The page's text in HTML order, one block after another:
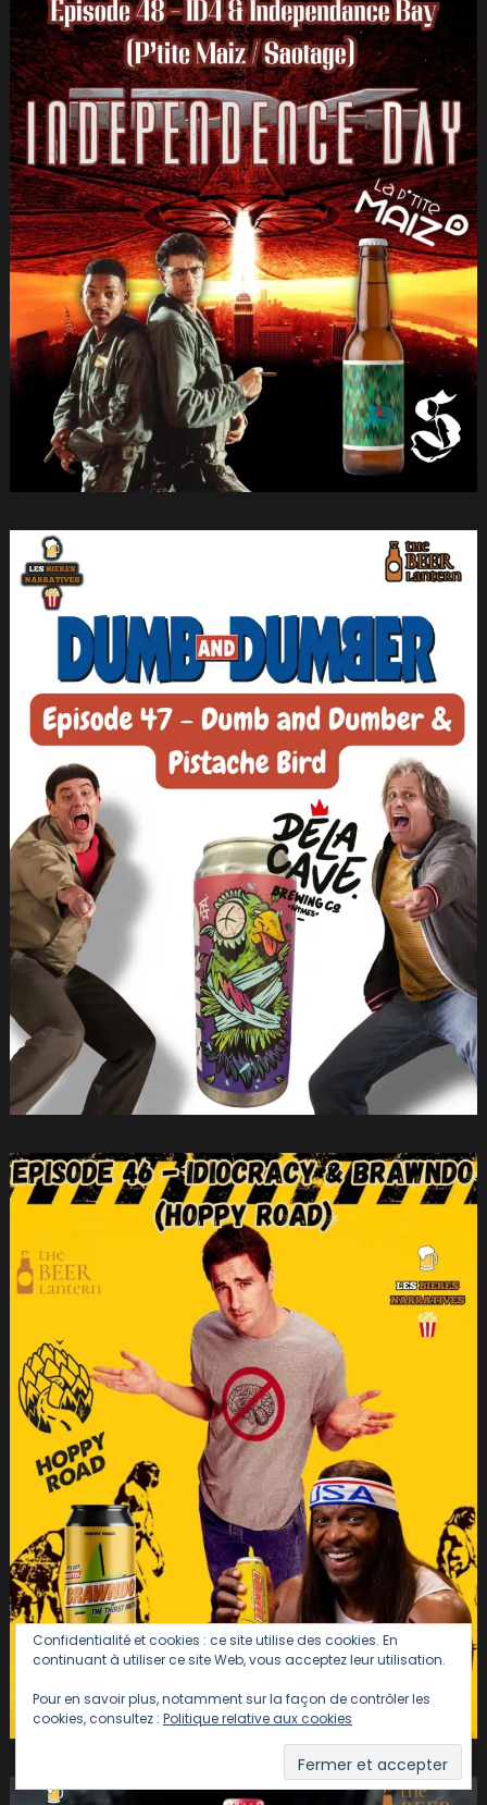
Confidentialité et cookies : ce site utilise des cookies. En
continuant à utiliser ce site Web, vous acceptez leur utilisation.
Pour en savoir plus, notamment sur la façon de contrôler les
cookies, consultez : Politique relative aux cookies